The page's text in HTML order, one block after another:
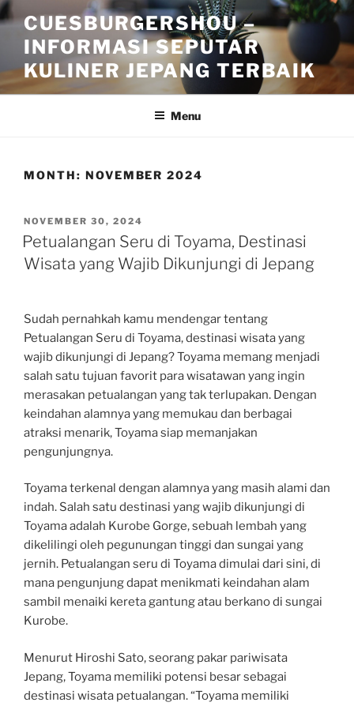
Skip
to
content
CUESBURGERSHOU –
INFORMASI SEPUTAR
KULINER JEPANG TERBAIK
Menu
MONTH: NOVEMBER 2024
POSTED
ON
NOVEMBER 30, 2024
Petualangan Seru di Toyama, Destinasi
Wisata yang Wajib Dikunjungi di Jepang
Sudah pernahkah kamu mendengar tentang
Petualangan Seru di Toyama, destinasi wisata yang
wajib dikunjungi di Jepang? Toyama memang menjadi
salah satu tujuan favorit para wisatawan yang ingin
merasakan petualangan yang tak terlupakan. Dengan
keindahan alamnya yang memukau dan berbagai
atraksi menarik, Toyama siap memanjakan
pengunjungnya.
Toyama terkenal dengan alamnya yang masih alami dan
indah. Salah satu destinasi yang wajib dikunjungi di
Toyama adalah Kurobe Gorge, sebuah lembah yang
dikelilingi oleh pegunungan tinggi dan sungai yang
jernih. Petualangan seru di Toyama dimulai dari sini, di
mana pengunjung dapat menikmati keindahan alam
sambil menaiki kereta gantung atau berkano di sungai
Kurobe.
Menurut Hiroshi Sato, seorang pakar pariwisata
Jepang, Toyama memiliki potensi besar sebagai
destinasi wisata petualangan. “Toyama memiliki